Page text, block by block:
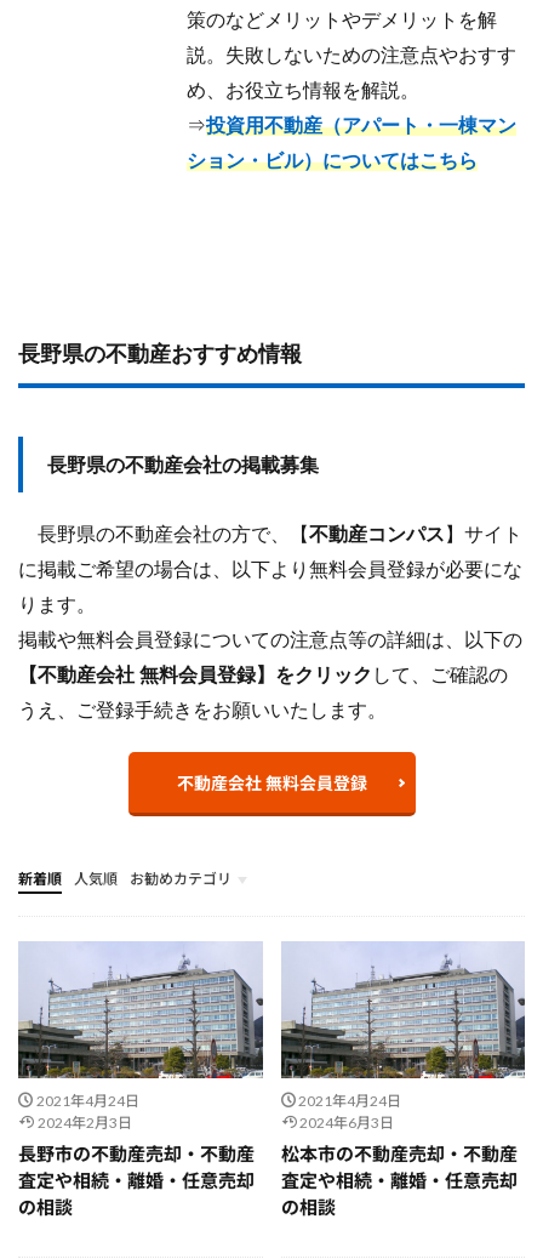
策のなどメリットやデメリットを解
説。失敗しないための注意点やおすす
め、お役立ち情報を解説。
⇒投資用不動産（アパート・一棟マン
ション・ビル）についてはこちら
長野県の不動産おすすめ情報
長野県の不動産会社の掲載募集
長野県の不動産会社の方で、【不動産コンパス 】サイト
に掲載ご希望の場合は、以下より無料会員登録が必要にな
ります。
掲載や無料会員登録についての注意点等の詳細は、以下の
【不動産会社 無料会員登録】をクリック して、ご確認の
うえ、ご登録手続きをお願いいたします。
不動産会社 無料会員登録
新着順 人気順
お勧めカテゴリ
不動産売却
地域の不動産会社で不動産売却・不動産査定の無料相談
相続不動産
離婚・財産分与
任意売却
不動産投資
不動産住宅情報
不動産関連情報
2021年4月24日
2024年2月3日
長野市の不動産売却・不動産
査定や相続・離婚・任意売却
の相談
2021年4月24日
2024年6月3日
松本市の不動産売却・不動産
査定や相続・離婚・任意売却
の相談